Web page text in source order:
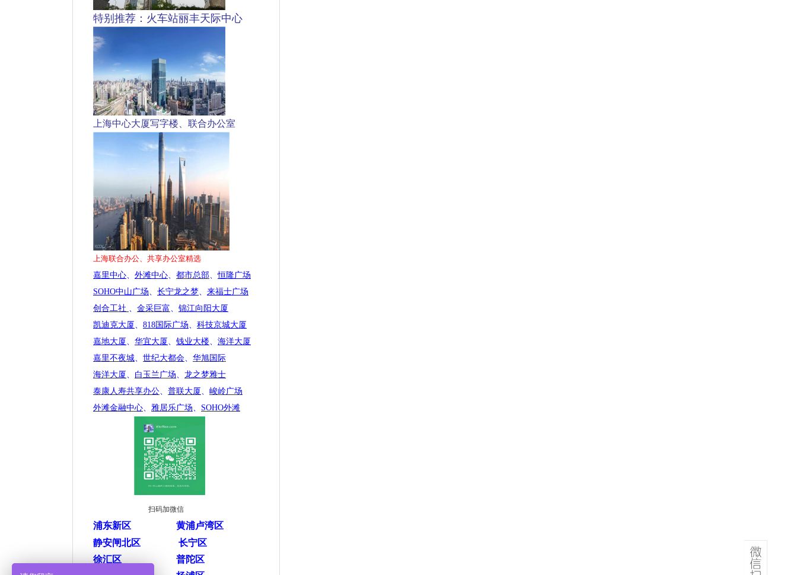
特别推荐：火车站丽丰天际中心
上海中心大厦写字楼、联合办公室
上海联合办公、共享办公室精选
嘉里中心、 外滩中心、 都市总部、恒隆广场
SOHO中山广场、 长宁龙之梦、 来福士广场
创合工社 、 金采巨富、 锦江向阳大厦
凯迪克大厦、 818国际广场、 科技京城大厦
嘉地大厦、 华宜大厦、 钱业大楼、 海洋大厦
嘉里不夜城、 世纪大都会、 华旭国际
海洋大厦、 白玉兰广场、 龙之梦雅士
泰康人寿共享办公、 普联大厦、 峻岭广场
外滩金融中心、 雅居乐广场、 SOHO外滩
扫码加微信
浦东新区
黄浦卢湾区
静安闸北区
长宁区
徐汇区
普陀区